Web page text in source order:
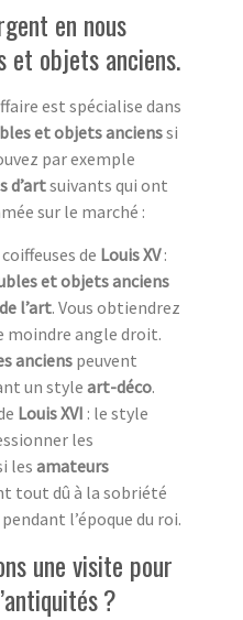
en nous
et objets anciens.
est spécialise dans
et objets ancienssi
par exemple
d’artsuivants qui ont
sur le marché :
de Louis XV:
et objets anciens
l’art. Vous obtiendrez
moindre angle droit.
anciens peuvent
un style art-déco.
Louis XVI : le style
les
les amateurs
tout dû à la sobriété
l’époque du roi.
une visite pour
?